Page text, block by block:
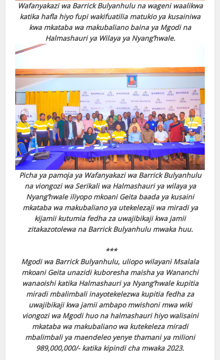
Wafanyakazi wa Barrick Bulyanhulu na wageni waalikwa
katika hafla hiyo fupi wakifuatilia matukio ya kusainiwa
kwa mkataba wa makubaliano baina ya Mgodi na
Halmashauri ya Wilaya ya Nyang’hwale.
Picha ya pamoja ya Wafanyakazi wa Barrick Bulyanhulu
na viongozi wa Serikali wa Halmashauri ya wilaya ya
Nyang’hwale iliyopo mkoani Geita baada ya kusaini
mkataba wa makubaliano ya utekelezaji wa miradi ya
kijamii kutumia fedha za uwajibikaji kwa jamii
zitakazotolewa na Barrick Bulyanhulu mwaka huu.
***
Mgodi wa Barrick Bulyanhulu, uliopo wilayani Msalala
mkoani Geita unazidi kuboresha maisha ya Wananchi
wanaoishi katika Halmashauri ya Nyang’hwale kupitia
miradi mbalimbali inayotekelezwa kupitia fedha za
uwajibikaji kwa jamii ambapo mwishoni mwa wiki
viongozi wa Mgodi huo na halmashauri hiyo walisaini
mkataba wa makubaliano wa kutekeleza miradi
mbalimbali ya maendeleo yenye thamani ya milioni
989,000,000/- katika kipindi cha mwaka 2023.